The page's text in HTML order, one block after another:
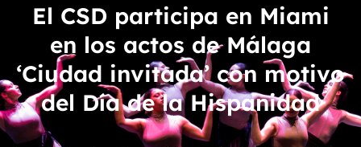
El CSD participa en Miami
en los actos de Málaga
‘Ciudad invitada’ con motivo
del Día de la Hispanidad